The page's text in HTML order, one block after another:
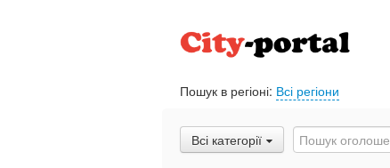
Пошук в регіоні: Всі регіони
Всі категорії